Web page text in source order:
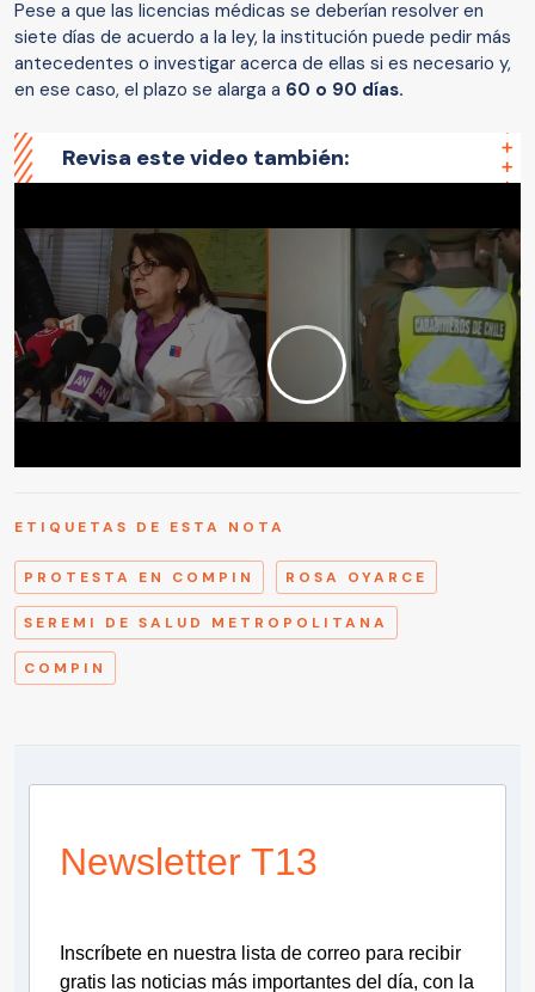
Pese a que las licencias médicas se deberían resolver en
siete días de acuerdo a la ley, la institución puede pedir más
antecedentes o investigar acerca de ellas si es necesario y,
en ese caso, el plazo se alarga a 60 o 90 días.
Revisa este video también:
ETIQUETAS DE ESTA NOTA
PROTESTA EN COMPIN ROSA OYARCE
SEREMI DE SALUD METROPOLITANA
COMPIN
Newsletter T13
Inscríbete en nuestra lista de correo para recibir
gratis las noticias más importantes del día, con la